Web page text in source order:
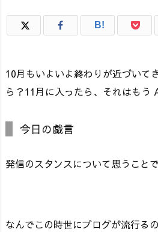
B!
10月もいよいよ終わりが近づいて
ら？11月に入ったら、それはもう
今日の戯言
発信のスタンスについて思うことで
なんでこの時世にブログが流行る